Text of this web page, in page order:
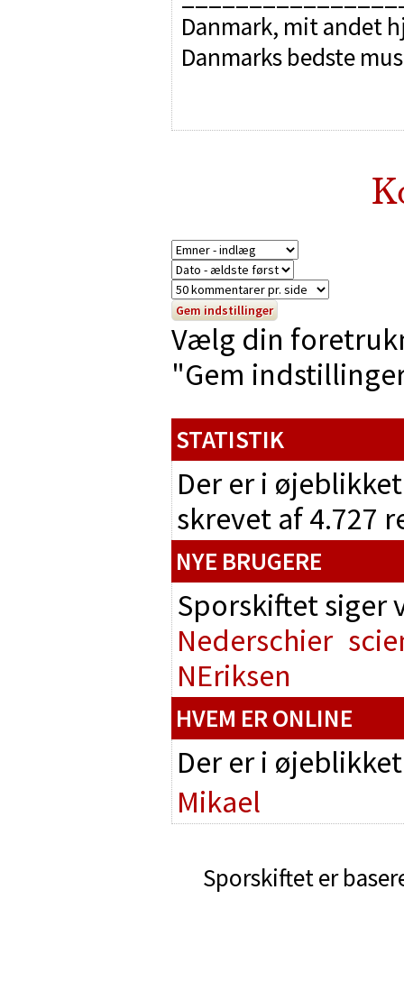
Danmark, mit andet
Danmarks bedste
Vælg din
"Gem
STATISTIK
Der er i
skrevet af 4.727
NYE BRUGERE
Sporskiftet
Nederschier
NEriksen
HVEM ER ONLINE
Der er i
Mikael
Sporskiftet er